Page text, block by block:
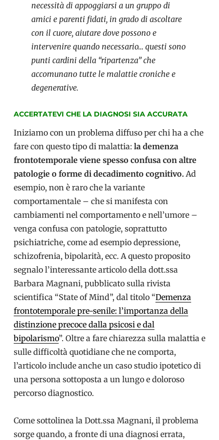
necessità di appoggiarsi a un gruppo di
amici e parenti fidati, in grado di ascoltare
con il cuore, aiutare dove possono e
intervenire quando necessario… questi sono
punti cardini della “ripartenza” che
accomunano tutte le malattie croniche e
degenerative.
ACCERTATEVI CHE LA DIAGNOSI SIA ACCURATA
Iniziamo con un problema diffuso per chi ha a che
fare con questo tipo di malattia: la demenza
frontotemporale viene spesso confusa con altre
patologie o forme di decadimento cognitivo. Ad
esempio, non è raro che la variante
comportamentale – che si manifesta con
cambiamenti nel comportamento e nell’umore –
venga confusa con patologie, soprattutto
psichiatriche, come ad esempio depressione,
schizofrenia, bipolarità, ecc. A questo proposito
segnalo l’interessante articolo della dott.ssa
Barbara Magnani, pubblicato sulla rivista
scientifica “State of Mind”, dal titolo “Demenza
frontotemporale pre-senile: l’importanza della
distinzione precoce dalla psicosi e dal
bipolarismo”. Oltre a fare chiarezza sulla malattia e
sulle difficoltà quotidiane che ne comporta,
l’articolo include anche un caso studio ipotetico di
una persona sottoposta a un lungo e doloroso
percorso diagnostico.
Come sottolinea la Dott.ssa Magnani, il problema
sorge quando, a fronte di una diagnosi errata,